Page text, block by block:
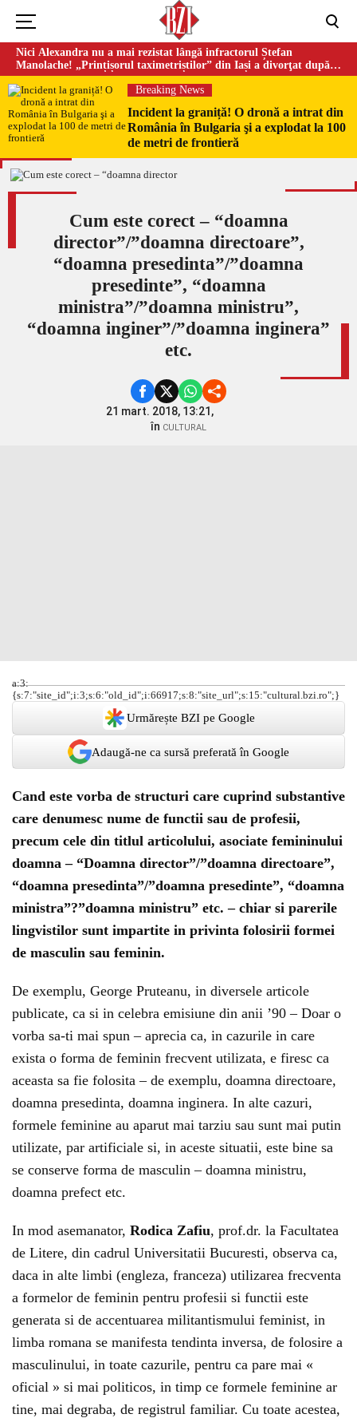
Nici Alexandra nu a mai rezistat lângă infractorul Ștefan
Manolache! „Prințișorul taximetriștilor” din Iași a divorţat după
doi ani de căsnicie
Breaking News
Incident la graniță! O dronă a intrat din
România în Bulgaria şi a explodat la 100
de metri de frontieră
Cum este corect – “doamna
director”/”doamna directoare”,
“doamna presedinta”/”doamna
presedinte”, “doamna
ministra”/”doamna ministru”,
“doamna inginer”/”doamna inginera”
etc.
21 mart. 2018, 13:21,
în CULTURAL
a:3:
{s:7:"site_id";i:3;s:6:"old_id";i:66917;s:8:"site_url";s:15:"cultural.bzi.ro";}
Urmărește BZI pe Google
Adaugă-ne ca sursă preferată în Google
Cand este vorba de structuri care cuprind substantive
care denumesc nume de functii sau de profesii,
precum cele din titlul articolului, asociate femininului
doamna – “Doamna director”/”doamna directoare”,
“doamna presedinta”/”doamna presedinte”, “doamna
ministra”?”doamna ministru” etc. – chiar si parerile
lingvistilor sunt impartite in privinta folosirii formei
de masculin sau feminin.
De exemplu, George Pruteanu, in diversele articole
publicate, ca si in celebra emisiune din anii ’90 – Doar o
vorba sa-ti mai spun – aprecia ca, in cazurile in care
exista o forma de feminin frecvent utilizata, e firesc ca
aceasta sa fie folosita – de exemplu, doamna directoare,
doamna presedinta, doamna inginera. In alte cazuri,
formele feminine au aparut mai tarziu sau sunt mai putin
utilizate, par artificiale si, in aceste situatii, este bine sa
se conserve forma de masculin – doamna ministru,
doamna prefect etc.
In mod asemanator, Rodica Zafiu, prof.dr. la Facultatea
de Litere, din cadrul Universitatii Bucuresti, observa ca,
daca in alte limbi (engleza, franceza) utilizarea frecventa
a formelor de feminin pentru profesii si functii este
generata si de accentuarea militantismului feminist, in
limba romana se manifesta tendinta inversa, de folosire a
masculinului, in toate cazurile, pentru ca pare mai «
oficial » si mai politicos, in timp ce formele feminine ar
tine, mai degraba, de registrul familiar. Cu toate acestea,